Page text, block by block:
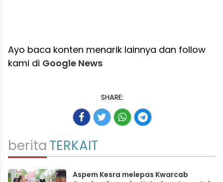
Ayo baca konten menarik lainnya dan follow
kami di Google News
SHARE:
beritaTERKAIT
Aspem Kesra melepas Kwarcab